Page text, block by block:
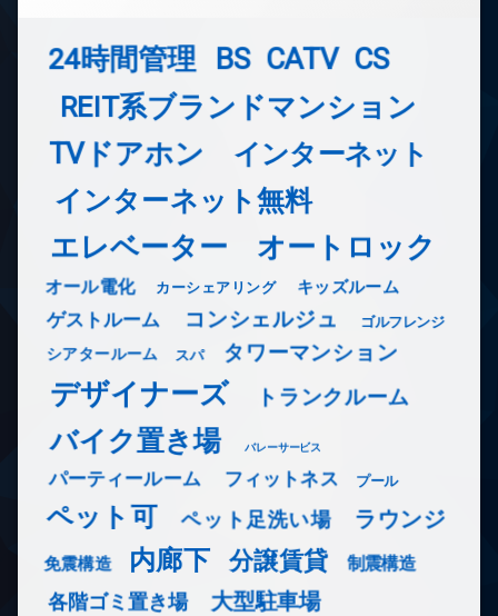
24時間管理 BS CATV CS
REIT系ブランドマンション
TVドアホン インターネット
インターネット無料
エレベーター オートロック
オール電化 カーシェアリング キッズルーム
ゲストルーム コンシェルジュ ゴルフレンジ
シアタールーム スパ タワーマンション
デザイナーズ トランクルーム
バイク置き場 バレーサービス
パーティールーム フィットネス プール
ペット可 ペット足洗い場 ラウンジ
免震構造 内廊下 分譲賃貸 制震構造
各階ゴミ置き場 大型駐車場